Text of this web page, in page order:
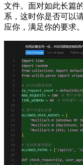
文件。面对如此长篇
系，这时你是否可以
应你，满足你的要求。